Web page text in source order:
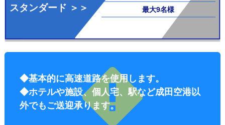
金
スタンダード ＞＞ 最大9名様
◆基本的に高速道路を使用します。
◆ホテルや施設、個人宅、駅など成田空港以
外でもご送迎承ります。